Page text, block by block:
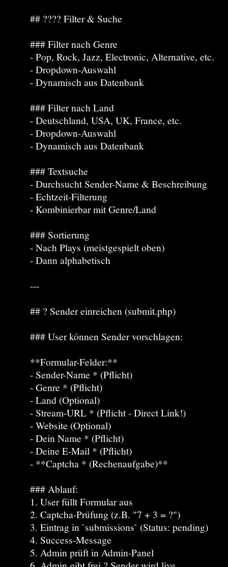
## ???? Filter & Suche
### Filter nach Genre
- Pop, Rock, Jazz, Electronic, Alternative, etc.
- Dropdown-Auswahl
- Dynamisch aus Datenbank
### Filter nach Land
- Deutschland, USA, UK, France, etc.
- Dropdown-Auswahl
- Dynamisch aus Datenbank
### Textsuche
- Durchsucht Sender-Name & Beschreibung
- Echtzeit-Filterung
- Kombinierbar mit Genre/Land
### Sortierung
- Nach Plays (meistgespielt oben)
- Dann alphabetisch
---
## ? Sender einreichen (submit.php)
### User können Sender vorschlagen:
**Formular-Felder:**
- Sender-Name * (Pflicht)
- Genre * (Pflicht)
- Land (Optional)
- Stream-URL * (Pflicht - Direct Link!)
- Website (Optional)
- Dein Name * (Pflicht)
- Deine E-Mail * (Pflicht)
- **Captcha * (Rechenaufgabe)**
### Ablauf:
1. User füllt Formular aus
2. Captcha-Prüfung (z.B. "7 + 3 = ?")
3. Eintrag in `submissions` (Status: pending)
4. Success-Message
5. Admin prüft in Admin-Panel